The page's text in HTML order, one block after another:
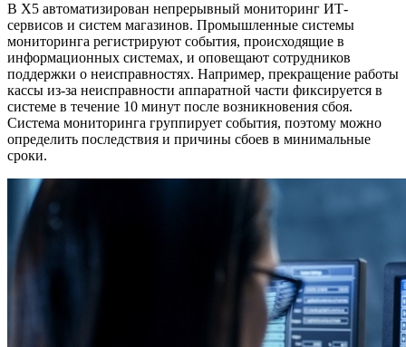
В X5 автоматизирован непрерывный мониторинг ИТ-
сервисов и систем магазинов. Промышленные системы
мониторинга регистрируют события, происходящие в
информационных системах, и оповещают сотрудников
поддержки о неисправностях. Например, прекращение работы
кассы из-за неисправности аппаратной части фиксируется в
системе в течение 10 минут после возникновения сбоя.
Система мониторинга группирует события, поэтому можно
определить последствия и причины сбоев в минимальные
сроки.